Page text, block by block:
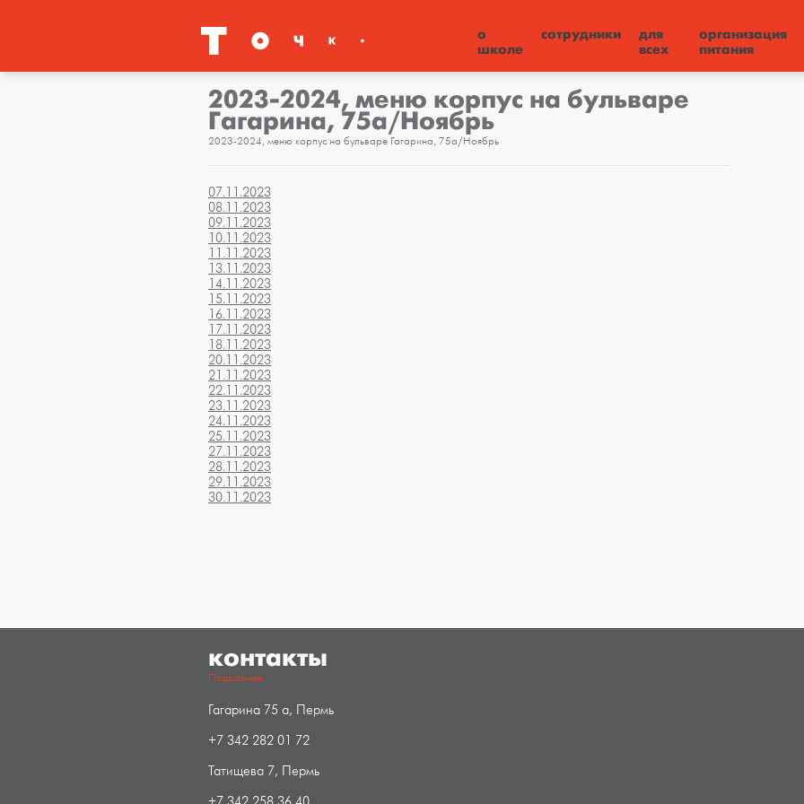
о
школе
сотрудники
для
всех
организация
питания
2023-2024, меню корпус на бульваре
Гагарина, 75а/Ноябрь
2023-2024, меню корпус на бульваре Гагарина, 75а/Ноябрь
07.11.2023
08.11.2023
09.11.2023
10.11.2023
11.11.2023
13.11.2023
14.11.2023
15.11.2023
16.11.2023
17.11.2023
18.11.2023
20.11.2023
21.11.2023
22.11.2023
23.11.2023
24.11.2023
25.11.2023
27.11.2023
28.11.2023
29.11.2023
30.11.2023
контакты
Подробнее
Гагарина 75 а, Пермь
+7 342 282 01 72
Татищева 7, Пермь